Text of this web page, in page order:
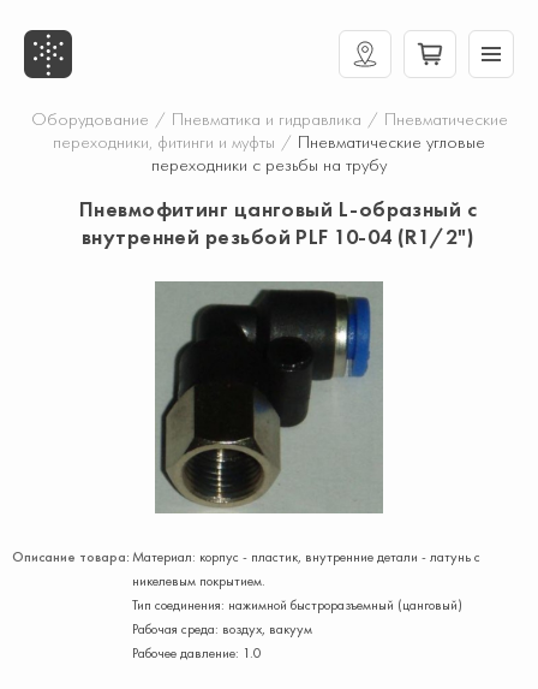
Оборудование / Пневматика и гидравлика / Пневматические
переходники, фитинги и муфты / Пневматические угловые
переходники с резьбы на трубу
Пневмофитинг цанговый L-образный с
внутренней резьбой PLF 10-04 (R1/2")
Описание товара:Материал: корпус - пластик, внутренние детали - латунь с
никелевым покрытием.
Тип соединения: нажимной быстроразъемный (цанговый)
Рабочая среда: воздух, вакуум
Рабочее давление: 1.0